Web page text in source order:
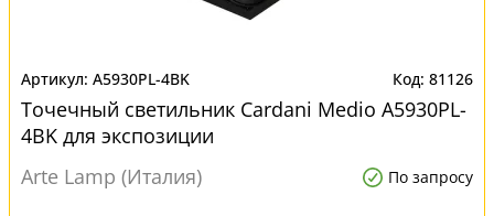
A5930PL-4BK 81126
Точечный светильник Cardani Medio A5930PL-
4BK для экспозиции
Arte Lamp (Италия)
По запросу